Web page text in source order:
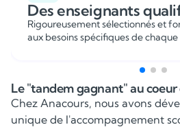
Des enseignants
Rigoureusement sélectionnés et
aux besoins spécifiques de
Le "tandem gagnant" au
Chez Anacours, nous avons
unique de l'accompagnement
Cours de musique